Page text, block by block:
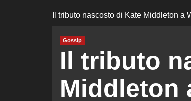
Il tributo nascosto di Kate Middleton a
Gossip
Il tributo
Middleton